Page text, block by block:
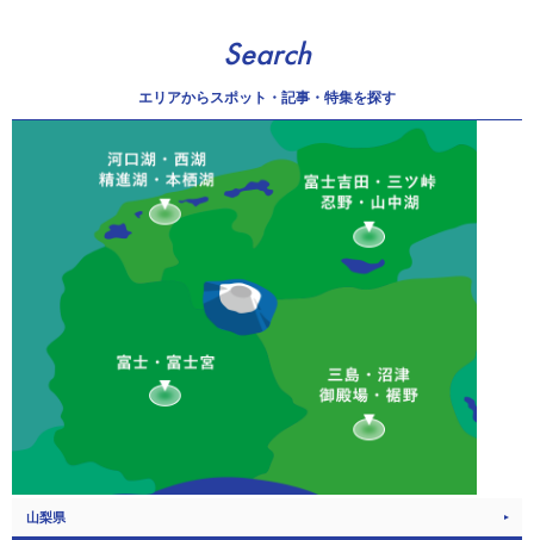
Search
エリアからスポット・記事・特集を探す
山梨県